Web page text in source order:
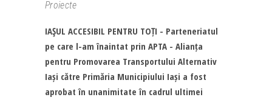
Proiecte
IAŞUL ACCESIBIL PENTRU TOȚI - Parteneriatul
pe care l-am înaintat prin APTA - Alianța
pentru Promovarea Transportului Alternativ
Iași către Primăria Municipiului Iași a fost
aprobat în unanimitate în cadrul ultimei